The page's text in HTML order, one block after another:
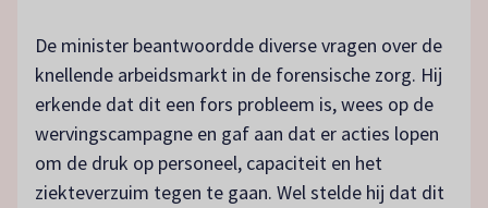
De minister beantwoordde diverse vragen over de
knellende arbeidsmarkt in de forensische zorg. Hij
erkende dat dit een fors probleem is, wees op de
wervingscampagne en gaf aan dat er acties lopen
om de druk op personeel, capaciteit en het
ziekteverzuim tegen te gaan. Wel stelde hij dat dit